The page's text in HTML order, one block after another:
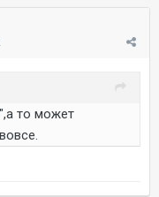
то может